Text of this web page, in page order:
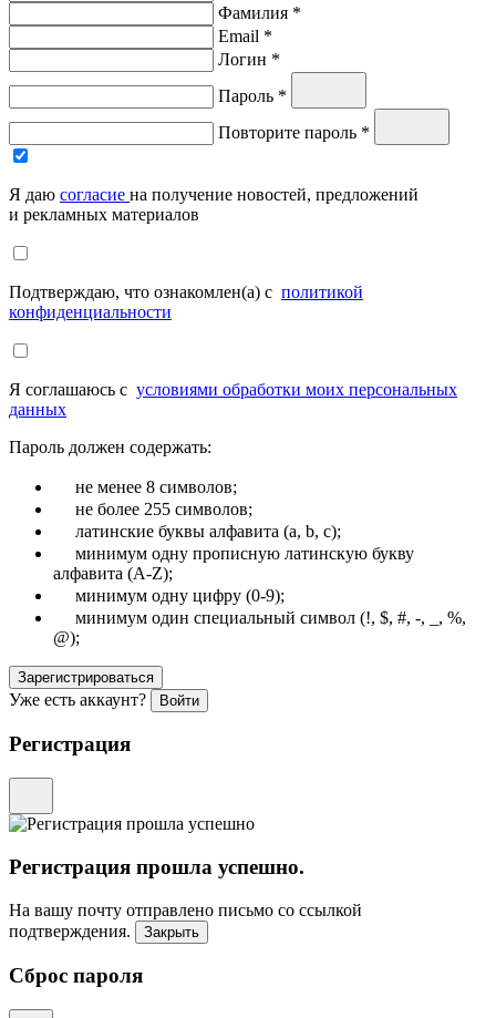
Фамилия *
Email *
Логин *
Пароль *
Повторите пароль *
Я даю согласие на получение новостей, предложений
и рекламных материалов
Подтверждаю, что ознакомлен(а) с политикой
конфиденциальности
Я соглашаюсь с условиями обработки моих персональных
данных
Пароль должен содержать:
не менее 8 символов;
не более 255 символов;
латинские буквы алфавита (a, b, c);
минимум одну прописную латинскую букву
алфавита (A-Z);
минимум одну цифру (0-9);
минимум один специальный символ (!, $, #, -, _, %,
@);
Зарегистрироваться
Уже есть аккаунт? Войти
Регистрация
Регистрация прошла успешно.
На вашу почту отправлено письмо со ссылкой
подтверждения.
Закрыть
Сброс пароля